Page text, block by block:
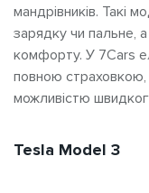
мандрівників. Такі
зарядку чи пальне, а
комфорту. У 7Cars
повною страховкою,
можливістю
Tesla Model 3